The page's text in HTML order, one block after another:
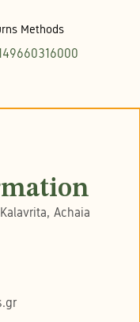
Methods
Achaia